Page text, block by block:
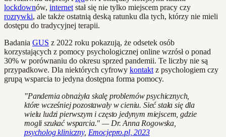
lockdownów, internet stał się nie tylko miejscem pracy czy
rozrywki, ale także ostatnią deską ratunku dla tych, którzy nie mieli
dostępu do tradycyjnej terapii.
Badania GUS z 2022 roku pokazują, że odsetek osób
korzystających z pomocy psychologicznej online wzrósł o ponad
30% w porównaniu do okresu sprzed pandemii. Te liczby nie są
przypadkowe. Dla niektórych cyfrowy kontakt z psychologiem czy
grupą wsparcia to jedyna dostępna forma pomocy.
"Pandemia obnażyła skalę problemów psychicznych,
które wcześniej pozostawały w cieniu. Sieć stała się dla
wielu ludzi pierwszym i często jedynym miejscem, gdzie
mogli szukać wsparcia." — Dr. Anna Rogowska,
psycholog kliniczny, Emocjepro.pl, 2023